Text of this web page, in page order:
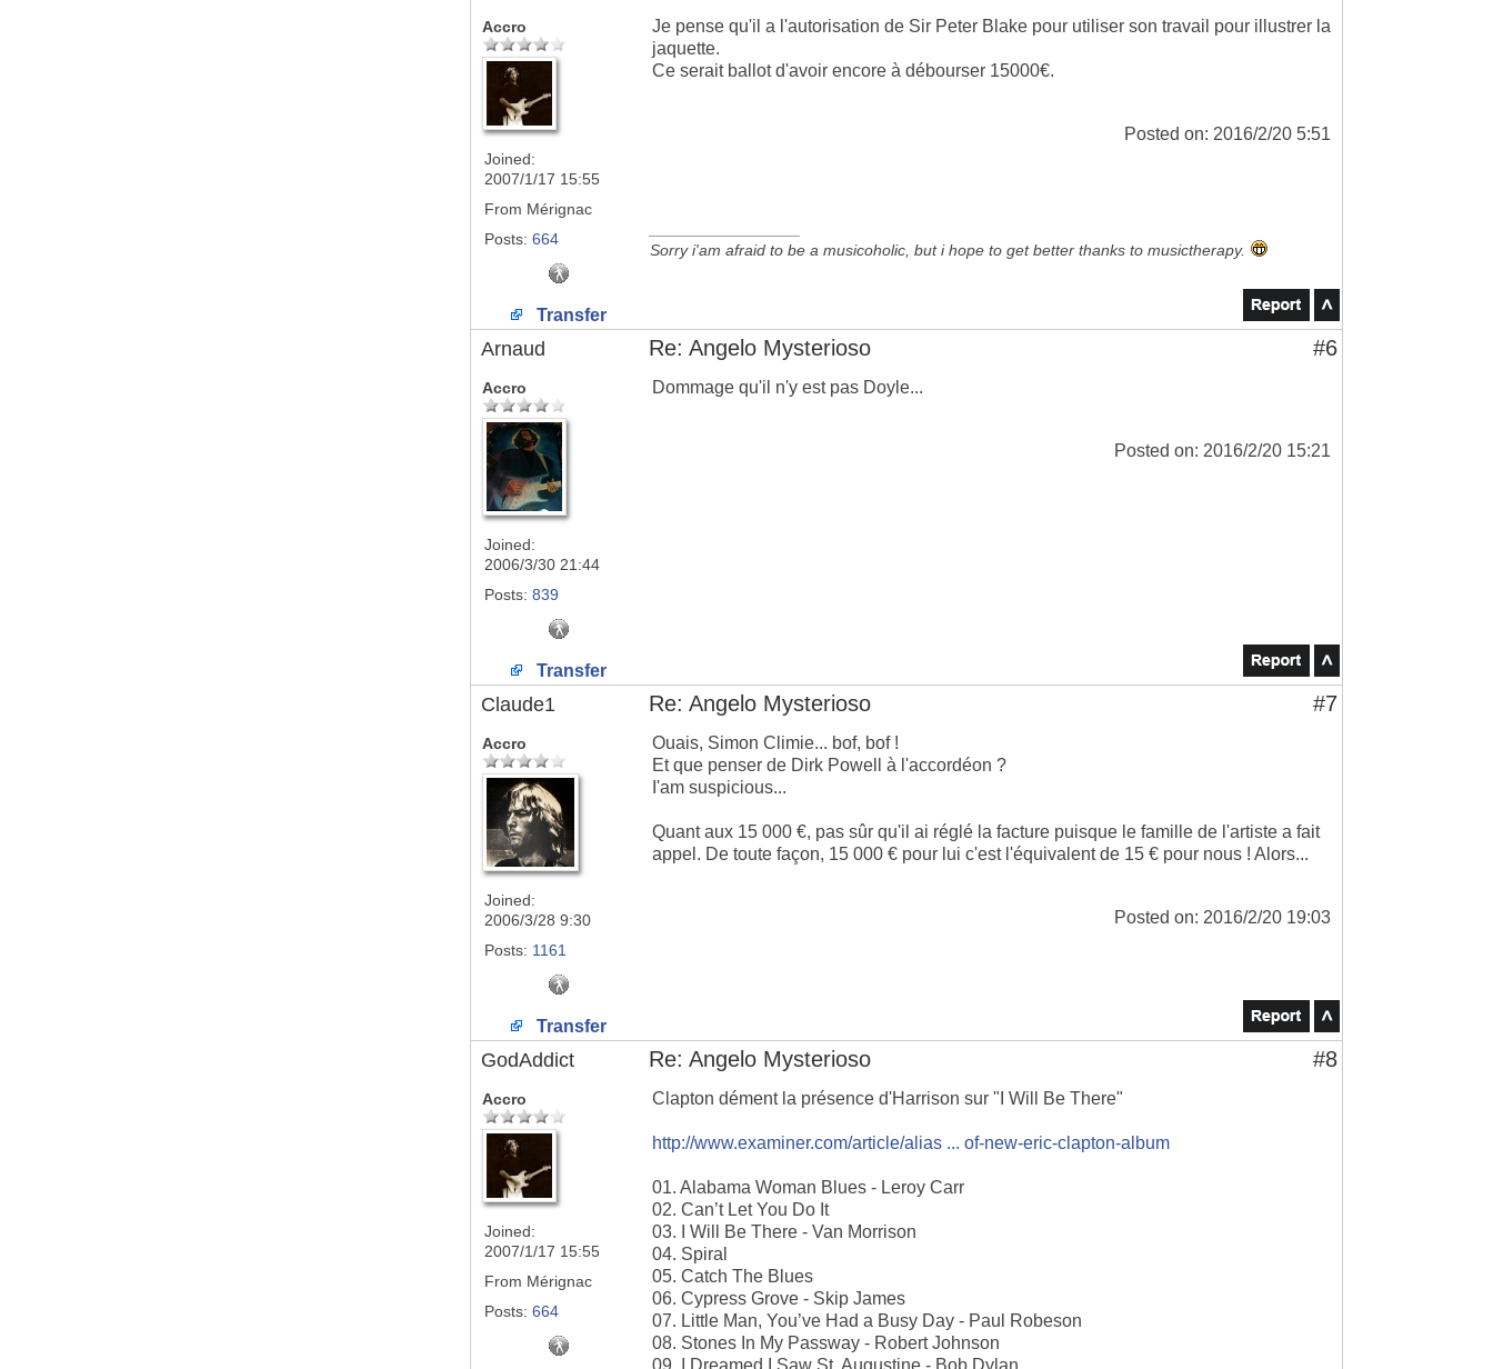
Accro
Joined:
2007/1/17 15:55
From Mérignac
Posts: 664
Je pense qu'il a l'autorisation de Sir Peter Blake pour utiliser son travail pour illustrer la
jaquette.
Ce serait ballot d'avoir encore à débourser 15000€.
Posted on: 2016/2/20 5:51
Sorry i'am afraid to be a musicoholic, but i hope to get better thanks to musictherapy.
Transfer
Arnaud Re: Angelo Mysterioso #6
Accro
Joined:
2006/3/30 21:44
Posts: 839
Dommage qu'il n'y est pas Doyle...
Posted on: 2016/2/20 15:21
Transfer
Claude1 Re: Angelo Mysterioso #7
Accro
Joined:
2006/3/28 9:30
Posts: 1161
Ouais, Simon Climie... bof, bof !
Et que penser de Dirk Powell à l'accordéon ?
I'am suspicious...
Quant aux 15 000 €, pas sûr qu'il ai réglé la facture puisque le famille de l'artiste a fait
appel. De toute façon, 15 000 € pour lui c'est l'équivalent de 15 € pour nous ! Alors...
Posted on: 2016/2/20 19:03
Transfer
GodAddict Re: Angelo Mysterioso #8
Accro
Joined:
2007/1/17 15:55
From Mérignac
Posts: 664
Clapton dément la présence d'Harrison sur "I Will Be There"
http://www.examiner.com/article/alias ... of-new-eric-clapton-album
01. Alabama Woman Blues - Leroy Carr
02. Can’t Let You Do It
03. I Will Be There - Van Morrison
04. Spiral
05. Catch The Blues
06. Cypress Grove - Skip James
07. Little Man, You’ve Had a Busy Day - Paul Robeson
08. Stones In My Passway - Robert Johnson
09. I Dreamed I Saw St. Augustine - Bob Dylan